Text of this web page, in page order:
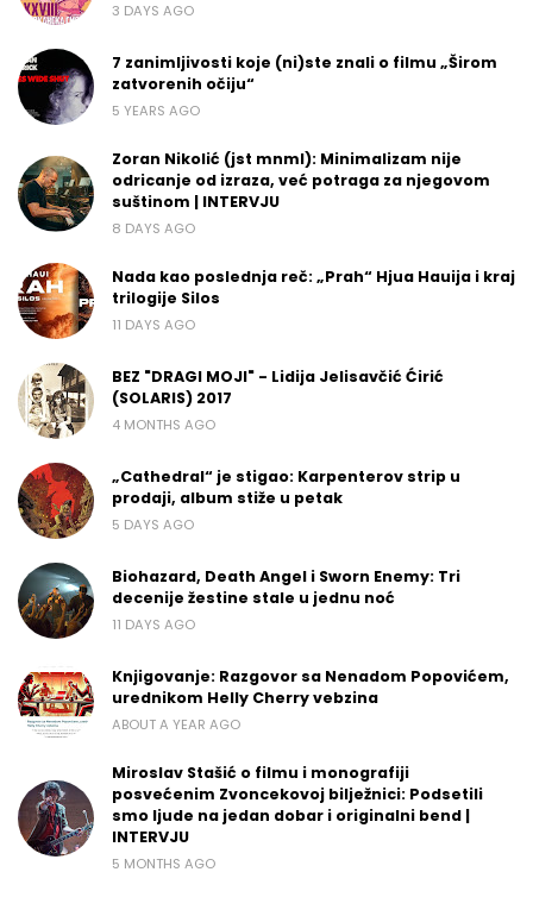
3 DAYS AGO
7 zanimljivosti koje (ni)ste znali o filmu „Širom
zatvorenih očiju“
5 YEARS AGO
Zoran Nikolić (jst mnml): Minimalizam nije
odricanje od izraza, već potraga za njegovom
suštinom | INTERVJU
8 DAYS AGO
Nada kao poslednja reč: „Prah“ Hjua Hauija i kraj
trilogije Silos
11 DAYS AGO
BEZ "DRAGI MOJI" - Lidija Jelisavčić Ćirić
(SOLARIS) 2017
4 MONTHS AGO
„Cathedral“ je stigao: Karpenterov strip u
prodaji, album stiže u petak
5 DAYS AGO
Biohazard, Death Angel i Sworn Enemy: Tri
decenije žestine stale u jednu noć
11 DAYS AGO
Knjigovanje: Razgovor sa Nenadom Popovićem,
urednikom Helly Cherry vebzina
ABOUT A YEAR AGO
Miroslav Stašić o filmu i monografiji
posvećenim Zvoncekovoj bilježnici: Podsetili
smo ljude na jedan dobar i originalni bend |
INTERVJU
5 MONTHS AGO